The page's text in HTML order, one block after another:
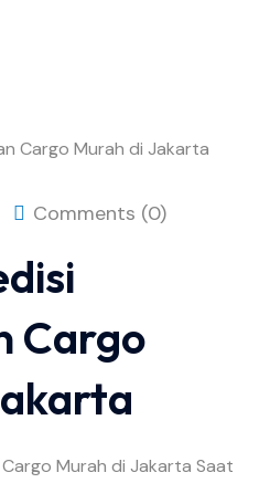
Comments (0)
Cargo
Murah di Jakarta Saat